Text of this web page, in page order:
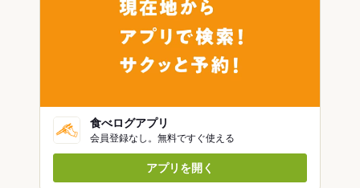
食べログアプリ
会員登録なし。無料ですぐ使える
アプリを開く